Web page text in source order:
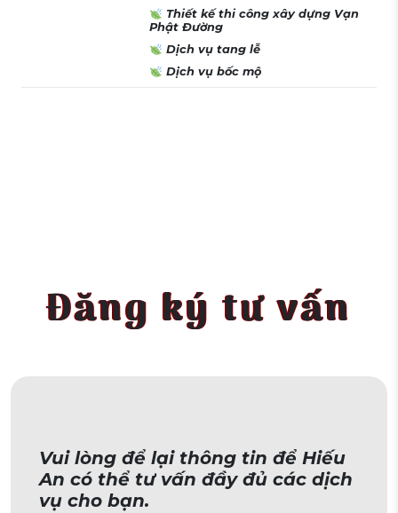
Thiết kế thi công xây dựng Vạn
Phật Đường
Dịch vụ tang lễ
Dịch vụ bốc mộ
Đăng ký tư vấn
Vui lòng để lại thông tin để Hiếu
An có thể tư vấn đầy đủ các dịch
vụ cho bạn.